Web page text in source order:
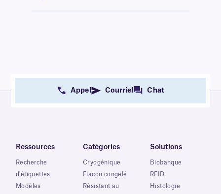
Appel Courriel Chat
Ressources
Recherche
d'étiquettes
Modèles
Catégories
Cryogénique
Flacon congelé
Résistant au
Solutions
Biobanque
RFID
Histologie